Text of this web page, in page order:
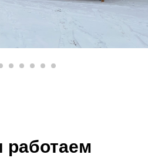
работаем